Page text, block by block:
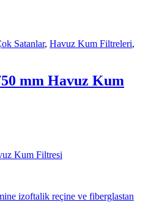
Satanlar, Havuz Kum Filtreleri,
mm Havuz Kum
Kum Filtresi
izoftalik reçine ve fiberglastan